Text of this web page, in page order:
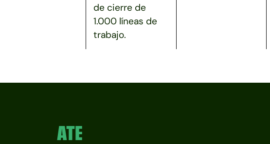
de cierre de
1.000 líneas de
trabajo.
ATE